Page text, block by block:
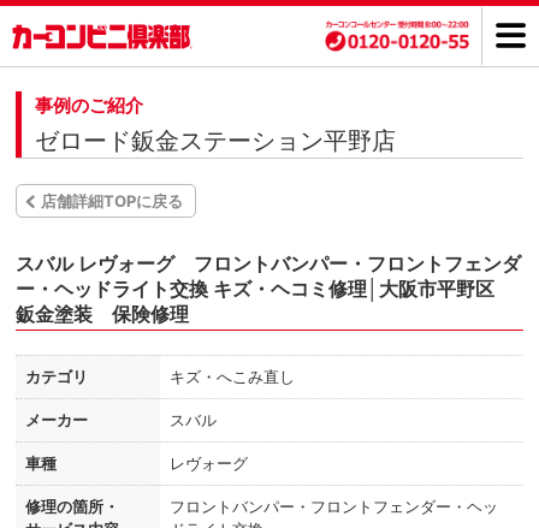
事例のご紹介
ゼロード鈑金ステーション平野店
店舗詳細TOPに戻る
スバル レヴォーグ フロントバンパー・フロントフェンダ
ー・ヘッドライト交換 キズ・ヘコミ修理│大阪市平野区
鈑金塗装 保険修理
カテゴリ キズ・へこみ直し
メーカー スバル
車種 レヴォーグ
修理の箇所・
フロントバンパー・フロントフェンダー・ヘッ